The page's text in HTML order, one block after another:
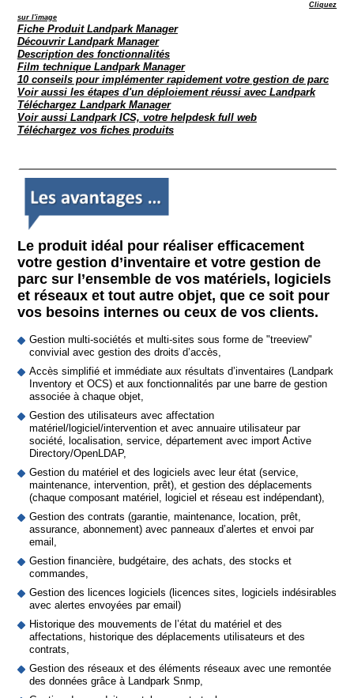
Cliquez
sur l'image
Fiche Produit Landpark Manager
Découvrir Landpark Manager
Description des fonctionnalités
Film technique Landpark Manager
10 conseils pour implémenter rapidement votre gestion de parc
Voir aussi les étapes d'un déploiement réussi avec Landpark
Téléchargez Landpark Manager
Voir aussi Landpark ICS, votre helpdesk full web
Téléchargez vos fiches produits
Le produit idéal pour réaliser efficacement
votre gestion d’inventaire et votre gestion de
parc sur l’ensemble de vos matériels, logiciels
et réseaux et tout autre objet, que ce soit pour
vos besoins internes ou ceux de vos clients.
Gestion multi-sociétés et multi-sites sous forme de "treeview"
convivial avec gestion des droits d’accès,
Accès simplifié et immédiate aux résultats d’inventaires (Landpark
Inventory et OCS) et aux fonctionnalités par une barre de gestion
associée à chaque objet,
Gestion des utilisateurs avec affectation
matériel/logiciel/intervention et avec annuaire utilisateur par
société, localisation, service, département avec import Active
Directory/OpenLDAP,
Gestion du matériel et des logiciels avec leur état (service,
maintenance, intervention, prêt), et gestion des déplacements
(chaque composant matériel, logiciel et réseau est indépendant),
Gestion des contrats (garantie, maintenance, location, prêt,
assurance, abonnement) avec panneaux d’alertes et envoi par
email,
Gestion financière, budgétaire, des achats, des stocks et
commandes,
Gestion des licences logiciels (licences sites, logiciels indésirables
avec alertes envoyées par email)
Historique des mouvements de l’état du matériel et des
affectations, historique des déplacements utilisateurs et des
contrats,
Gestion des réseaux et des éléments réseaux avec une remontée
des données grâce à Landpark Snmp,